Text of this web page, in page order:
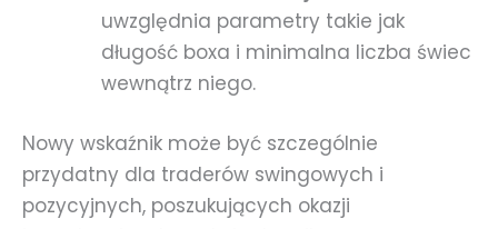
uwzględnia parametry takie jak
długość boxa i minimalna liczba świec
wewnątrz niego.
Nowy wskaźnik może być szczególnie
przydatny dla traderów swingowych i
pozycyjnych, poszukujących okazji